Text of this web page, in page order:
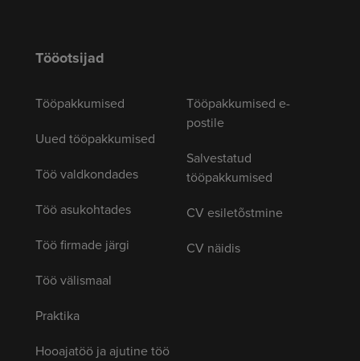
Tööotsijad
Tööpakkumised
Uued tööpakkumised
Töö valdkondades
Töö asukohtades
Töö firmade järgi
Töö välismaal
Praktika
Hooajatöö ja ajutine töö
Tööpakkumised e-
postile
Salvestatud
tööpakkumised
CV esiletõstmine
CV näidis